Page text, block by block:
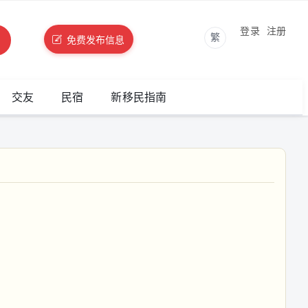
免费发布信息 繁
登录 注册
交友 民宿 新移民指南